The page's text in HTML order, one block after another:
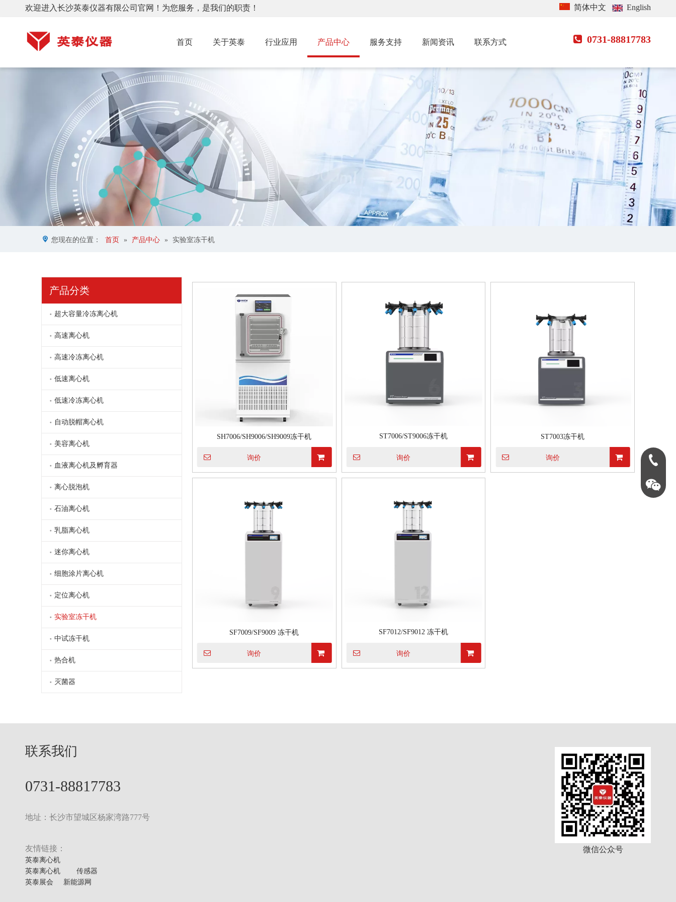
欢迎进入长沙英泰仪器有限公司官网！为您服务，是我们的职责！ 简体中文 English
首页 关于英泰 行业应用 产品中心 服务支持 新闻资讯 联系方式 0731-88817783
您现在的位置： 首页 » 产品中心 » 实验室冻干机
产品分类
超大容量冷冻离心机
高速离心机
高速冷冻离心机
低速离心机
低速冷冻离心机
自动脱帽离心机
美容离心机
血液离心机及孵育器
离心脱泡机
石油离心机
乳脂离心机
迷你离心机
细胞涂片离心机
定位离心机
实验室冻干机
中试冻干机
热合机
灭菌器
SH7006/SH9006/SH9009冻干机
询价
ST7006/ST9006冻干机
询价
ST7003冻干机
询价
SF7009/SF9009 冻干机
询价
SF7012/SF9012 冻干机
询价
0731-
联系我们
0731-88817783
地址：长沙市望城区杨家湾路777号
友情链接：
英泰离心机
英泰离心机
传感器
英泰展会
新能源网
微信公众号